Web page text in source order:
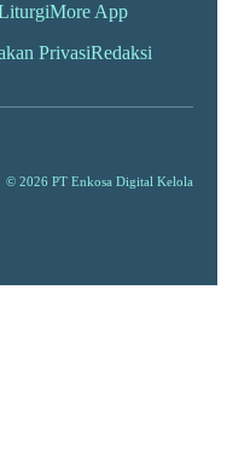
More App
PrivasiRedaksi
© 2026 PT Enkosa Digital Kelola